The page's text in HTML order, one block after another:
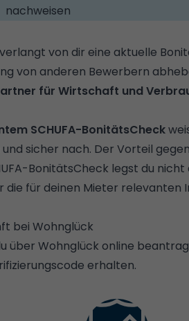
nachweisen
von dir eine aktuelle
von anderen Bewerbern
für Wirtschaft und
SCHUFA-BonitätsCheck
sicher nach. Der Vorteil
BonitätsCheck legst du
die für deinen Mieter
bei Wohnglück
über Wohnglück online
erhalten.